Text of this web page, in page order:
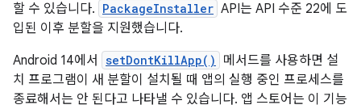
할 수 있습니다. PackageInstaller API는 API 수준 22에 도
입된 이후 분할을 지원했습니다.
Android 14에서
setDontKillApp()
메서드를 사용하면 설
치 프로그램이 새 분할이 설치될 때 앱의 실행 중인 프로세스를
종료해서는 안 된다고 나타낼 수 있습니다. 앱 스토어는 이 기능